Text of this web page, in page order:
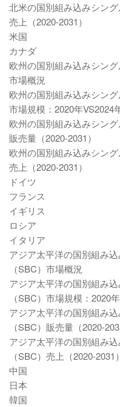
北米の国別組み込みシン
売上（2020-2031）
米国
カナダ
欧州の国別組み込みシン
市場概況
欧州の国別組み込みシン
市場規模：2020年VS2024
欧州の国別組み込みシン
販売量（2020-2031）
欧州の国別組み込みシン
売上（2020-2031）
ドイツ
フランス
イギリス
ロシア
イタリア
アジア太平洋の国別組み
（SBC）市場概況
アジア太平洋の国別組み
（SBC）市場規模：2020
アジア太平洋の国別組み
（SBC）販売量（2020-
アジア太平洋の国別組み
（SBC）売上（2020-2031）
中国
日本
韓国